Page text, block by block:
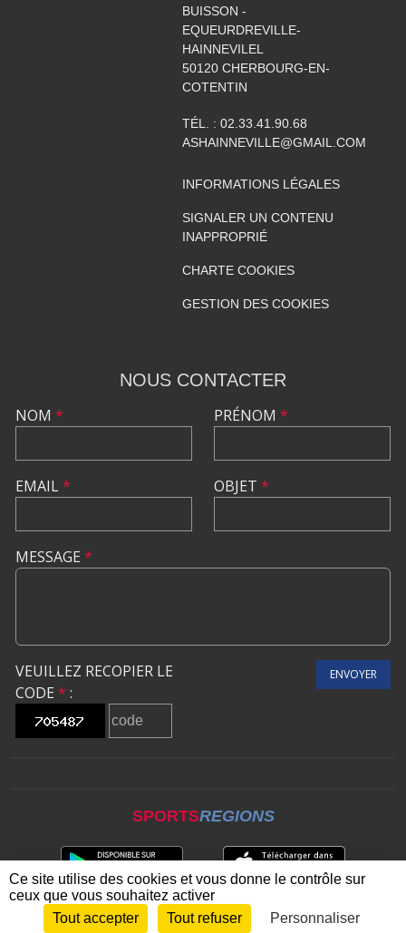
BUISSON -
EQUEURDREVILLE-
HAINNEVILEL
50120 CHERBOURG-EN-
COTENTIN
TÉL. : 02.33.41.90.68
ASHAINNEVILLE@GMAIL.COM
INFORMATIONS LÉGALES
SIGNALER UN CONTENU
INAPPROPRIÉ
CHARTE COOKIES
GESTION DES COOKIES
NOUS CONTACTER
NOM *
EMAIL*
PRÉNOM *
OBJET *
MESSAGE *
VEUILLEZ RECOPIER LE
CODE * :
ENVOYER
SPORTSREGIONS
Envie de participer ? CONNEXION
Ce site utilise des cookies et vous donne le contrôle sur
ceux que vous souhaitez activer
Tout accepter
Tout refuser Personnaliser